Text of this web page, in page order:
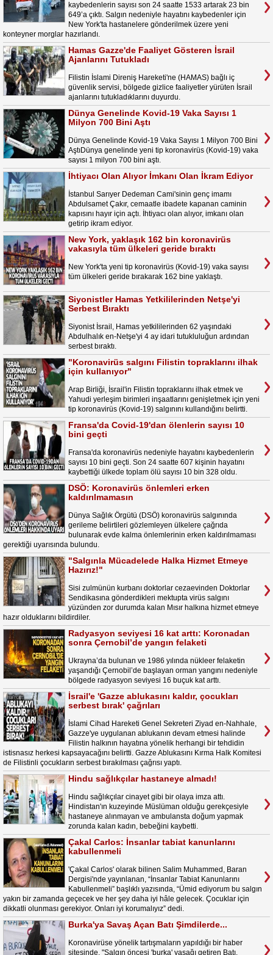
kaybedenlerin sayısı son 24 saatte 1533 artarak 23 bin
649’a çıktı. Salgın nedeniyle hayatını kaybedenler için
New York'ta hastanelere gönderilmek üzere yeni
konteyner morglar hazırlandı.
Hamas Gazze'de Faaliyet Gösteren İsrail
Ajanlarını Tutukladı
Filistin İslami Direniş Hareketi'ne (HAMAS) bağlı iç
güvenlik servisi, bölgede gizlice faaliyetler yürüten İsrail
ajanlarını tutukladıklarını duyurdu.
Dünya Genelinde Kovid-19 Vaka Sayısı 1
Milyon 700 Bini Aştı
Dünya Genelinde Kovid-19 Vaka Sayısı 1 Milyon 700 Bini
AştıDünya genelinde yeni tip koronavirüs (Kovid-19) vaka
sayısı 1 milyon 700 bini aştı.
İhtiyacı Olan Alıyor İmkanı Olan İkram Ediyor
İstanbul Sarıyer Dedeman Cami'sinin genç imamı
Abdulsamet Çakır, cemaatle ibadete kapanan caminin
kapısını hayır için açtı. İhtiyacı olan alıyor, imkanı olan
getirip ikram ediyor.
New York, yaklaşık 162 bin koronavirüs
vakasıyla tüm ülkeleri geride bıraktı
New York'ta yeni tip koronavirüs (Kovid-19) vaka sayısı
tüm ülkeleri geride bırakarak 162 bine yaklaştı.
Siyonistler Hamas Yetkililerinden Netşe'yi
Serbest Bıraktı
Siyonist İsrail, Hamas yetkililerinden 62 yaşındaki
Abdulhalık en-Netşe'yi 4 ay idari tutukluluğun ardından
serbest bıraktı.
"Koronavirüs salgını Filistin topraklarını ilhak
için kullanıyor"
Arap Birliği, İsrail'in Filistin topraklarını ilhak etmek ve
Yahudi yerleşim birimleri inşaatlarını genişletmek için yeni
tip koronavirüs (Kovid-19) salgınını kullandığını belirtti.
Fransa'da Covid-19'dan ölenlerin sayısı 10
bini geçti
Fransa'da koronavirüs nedeniyle hayatını kaybedenlerin
sayısı 10 bini geçti. Son 24 saatte 607 kişinin hayatını
kaybettiği ülkede toplam ölü sayısı 10 bin 328 oldu.
DSÖ: Koronavirüs önlemleri erken
kaldırılmamasın
Dünya Sağlık Örgütü (DSÖ) koronavirüs salgınında
gerileme belirtileri gözlemleyen ülkelere çağrıda
bulunarak evde kalma önlemlerinin erken kaldırılmaması
gerektiği uyarısında bulundu.
"Salgınla Mücadelede Halka Hizmet Etmeye
Hazırız!"
Sisi zulmünün kurbanı doktorlar cezaevinden Doktorlar
Sendikasına gönderdikleri mektupta virüs salgını
yüzünden zor durumda kalan Mısır halkına hizmet etmeye
hazır olduklarını bildirdiler.
Radyasyon seviyesi 16 kat arttı: Koronadan
sonra Çernobil’de yangın felaketi
Ukrayna’da bulunan ve 1986 yılında nükleer felaketin
yaşandığı Çernobil’de başlayan orman yangını nedeniyle
bölgede radyasyon seviyesi 16 buçuk kat arttı.
İsrail'e 'Gazze ablukasını kaldır, çocukları
serbest bırak' çağrıları
İslami Cihad Hareketi Genel Sekreteri Ziyad en-Nahhale,
Gazze'ye uygulanan ablukanın devam etmesi halinde
Filistin halkının hayatına yönelik herhangi bir tehdidin
istisnasız herkesi kapsayacağını belirtti. Gazze Ablukasını Kırma Halk Komitesi
de Filistinli çocukların serbest bırakılması çağrısı yaptı.
Hindu sağlıkçılar hastaneye almadı!
Hindu sağlıkçılar cinayet gibi bir olaya imza attı.
Hindistan'ın kuzeyinde Müslüman olduğu gerekçesiyle
hastaneye alınmayan ve ambulansta doğum yapmak
zorunda kalan kadın, bebeğini kaybetti.
Çakal Carlos: İnsanlar tabiat kanunlarını
kabullenmeli
'Çakal Carlos' olarak bilinen Salim Muhammed, Baran
Dergisi'nde yayınlanan, “İnsanlar Tabiat Kanunlarını
Kabullenmeli” başlıklı yazısında, “Ümid ediyorum bu salgın
yakın bir zamanda geçecek ve her şey daha iyi hâle gelecek. Çocuklar için
dikkatli olunması gerekiyor. Onları iyi korumalıyız” dedi.
Burka'ya Savaş Açan Batı Şimdilerde...
Koronavirüse yönelik tartışmaların yapıldığı bir haber
sitesinde, "Salgın öncesi 'burka' yasağı getiren Batı,